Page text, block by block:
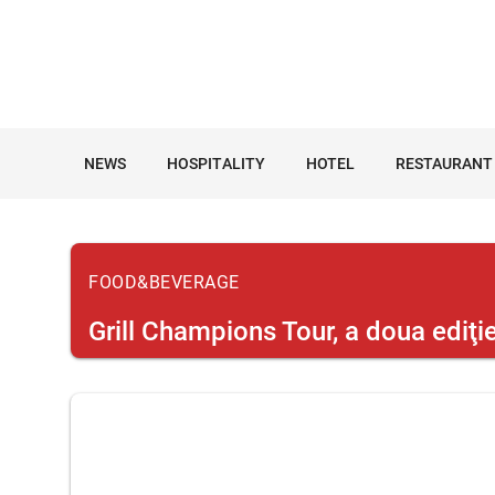
NEWS HOSPITALITY HOTEL RESTAURANT
FOOD&BEVERAGE
Grill Champions Tour, a doua